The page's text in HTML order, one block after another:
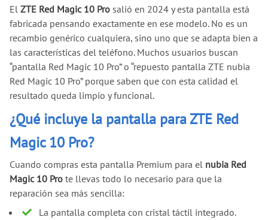
El ZTE Red Magic 10 Pro salió en 2024 y esta pantalla está
fabricada pensando exactamente en ese modelo. No es un
recambio genérico cualquiera, sino uno que se adapta bien a
las características del teléfono. Muchos usuarios buscan
“pantalla Red Magic 10 Pro” o “repuesto pantalla ZTE nubia
Red Magic 10 Pro” porque saben que con esta calidad el
resultado queda limpio y funcional.
¿Qué incluye la pantalla para ZTE Red
Magic 10 Pro?
Cuando compras esta pantalla Premium para el nubia Red
Magic 10 Pro te llevas todo lo necesario para que la
reparación sea más sencilla:
La pantalla completa con cristal táctil integrado.